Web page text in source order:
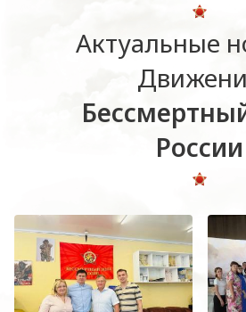
Актуальные
России